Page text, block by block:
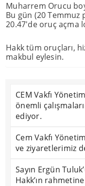
Muharrem Orucu
Bu gün (20 Temmuz
20.47'de oruç açma
Hakk tüm oruçları,
makbul eylesin.
CEM Vakfı
önemli
ediyor.
Cem Vakfı
ve ziyaretlerimiz
Sayın Ergün
Hakk’ın